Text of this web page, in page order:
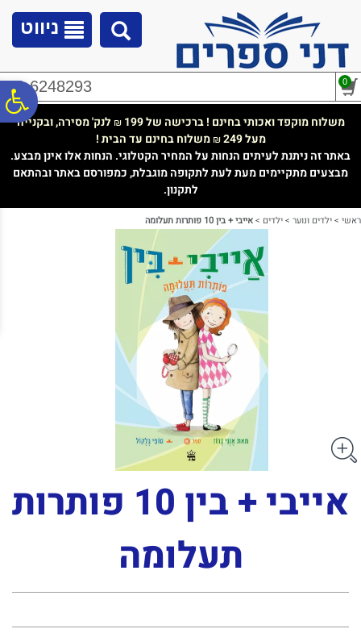
נגישות
ניווט
02-6248293 0
משלוח מוקפד ואכותי בחינם ! ברכישה של 199 ₪ לנק' מסירה, ובקנייה
מעל 249
₪משלוח בחינם עד הבית !
באתר זה ניתנת לעיתים הנחות על המחיר הקטלוגי. הנחות אלו אינן מבצע.
מבצעים מתקיימים מעת לעת לתקופה מוגבלת, כמפורסם באתר ובהתאם
לתקנון.
ראשי >ילדים ונוער >ילדים >אייבי + בין 10 פותרות תעלומה
אייבי + בין 10 פותרות
תעלומה